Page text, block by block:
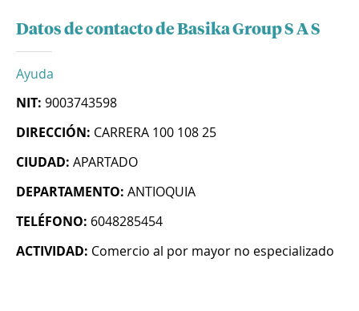
Datos de contacto de Basika Group S A S
Ayuda
NIT: 9003743598
DIRECCIÓN: CARRERA 100 108 25
CIUDAD: APARTADO
DEPARTAMENTO: ANTIOQUIA
TELÉFONO: 6048285454
ACTIVIDAD: Comercio al por mayor no especializado